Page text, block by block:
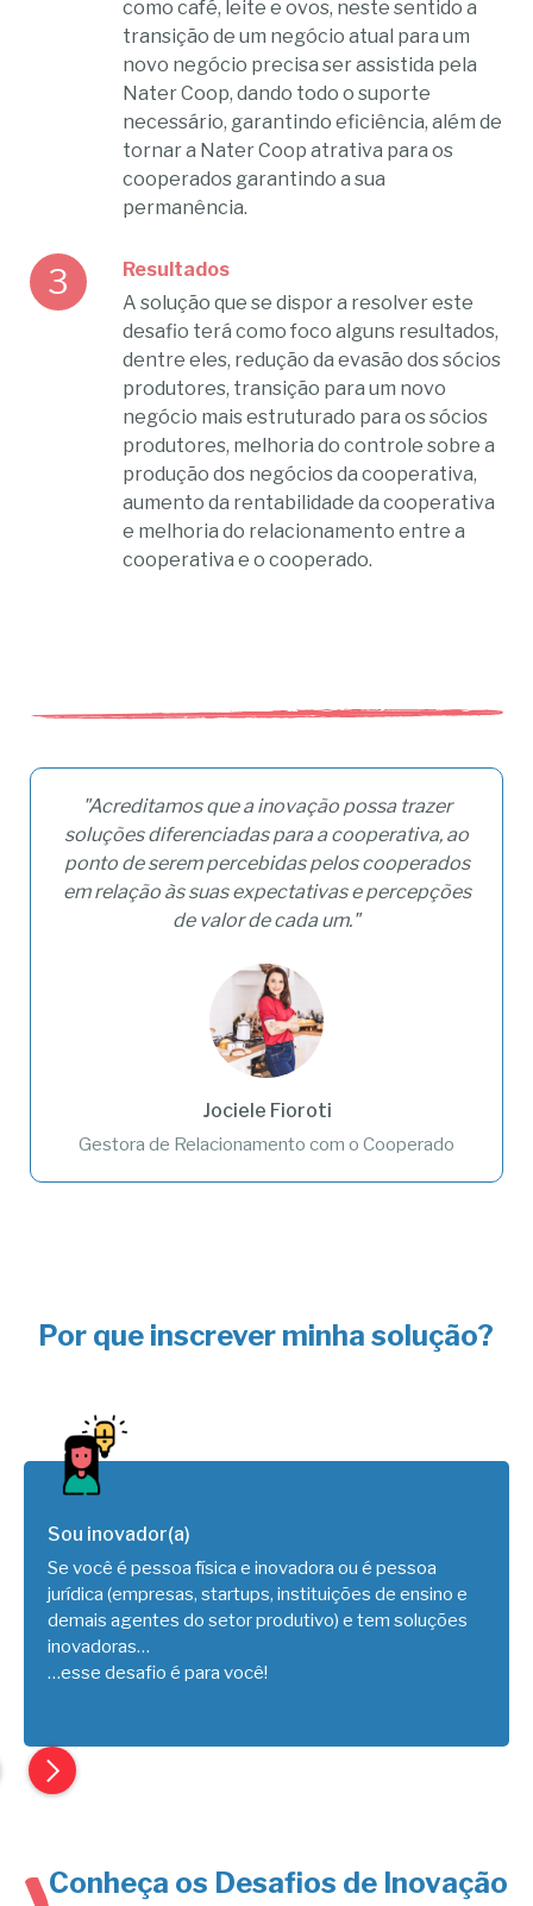
como café, leite e ovos, neste sentido a
transição de um negócio atual para um
novo negócio precisa ser assistida pela
Nater Coop, dando todo o suporte
necessário, garantindo eficiência, além de
tornar a Nater Coop atrativa para os
cooperados garantindo a sua
permanência.
Resultados
A solução que se dispor a resolver este
desafio terá como foco alguns resultados,
dentre eles, redução da evasão dos sócios
produtores, transição para um novo
negócio mais estruturado para os sócios
produtores, melhoria do controle sobre a
produção dos negócios da cooperativa,
aumento da rentabilidade da cooperativa
e melhoria do relacionamento entre a
cooperativa e o cooperado.
"Acreditamos que a inovação possa trazer
soluções diferenciadas para a cooperativa, ao
ponto de serem percebidas pelos cooperados
em relação às suas expectativas e percepções
de valor de cada um."
Jociele Fioroti
Gestora de Relacionamento com o Cooperado
Por que inscrever minha solução?
Sou inovador(a)
Se você é pessoa física e inovadora ou é pessoa
jurídica (empresas, startups, instituições de ensino e
demais agentes do setor produtivo) e tem soluções
inovadoras…
…esse desafio é para você!
Conheça os Desafios de Inovação